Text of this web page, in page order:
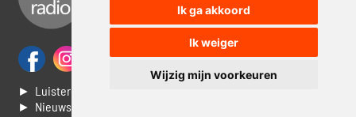
Ik ga akkoord
Ik weiger
Wijzig mijn voorkeuren
► Luisteren naar Jouwradio
► Nieuws